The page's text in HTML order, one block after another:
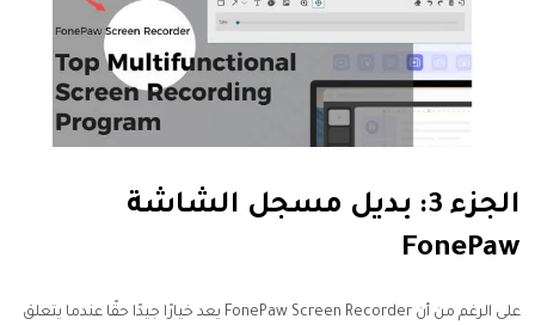
الجزء 3: بديل مسجل الشاشة
FonePaw
على الرغم من أن FonePaw Screen Recorder يعد خيارًا جيدًا حقًا عندما يتعلق